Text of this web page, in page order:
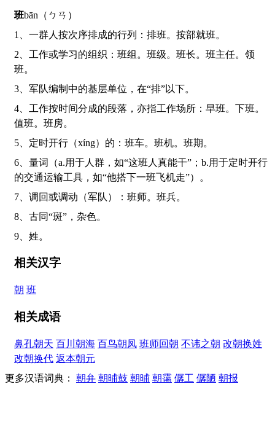
班bān（ㄅㄢ）
1、一群人按次序排成的行列：排班。按部就班。
2、工作或学习的组织：班组。班级。班长。班主任。领
班。
3、军队编制中的基层单位，在“排”以下。
4、工作按时间分成的段落，亦指工作场所：早班。下班。
值班。班房。
5、定时开行（xíng）的：班车。班机。班期。
6、量词（a.用于人群，如“这班人真能干”；b.用于定时开行
的交通运输工具，如“他搭下一班飞机走”）。
7、调回或调动（军队）：班师。班兵。
8、古同“斑”，杂色。
9、姓。
相关汉字
朝 班
相关成语
鼻孔朝天 百川朝海 百鸟朝凤 班师回朝 不讳之朝 改朝换姓
改朝换代 返本朝元
更多汉语词典： 朝弁 朝晡鼓 朝晡 朝霭 僝工 僝陋 朝报